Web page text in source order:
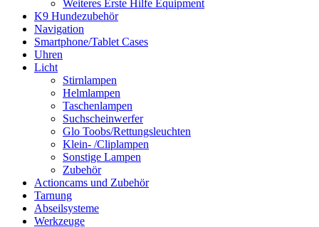
Weiteres Erste Hilfe Equipment
K9 Hundezubehör
Navigation
Smartphone/Tablet Cases
Uhren
Licht
Stirnlampen
Helmlampen
Taschenlampen
Suchscheinwerfer
Glo Toobs/Rettungsleuchten
Klein- /Cliplampen
Sonstige Lampen
Zubehör
Actioncams und Zubehör
Tarnung
Abseilsysteme
Werkzeuge